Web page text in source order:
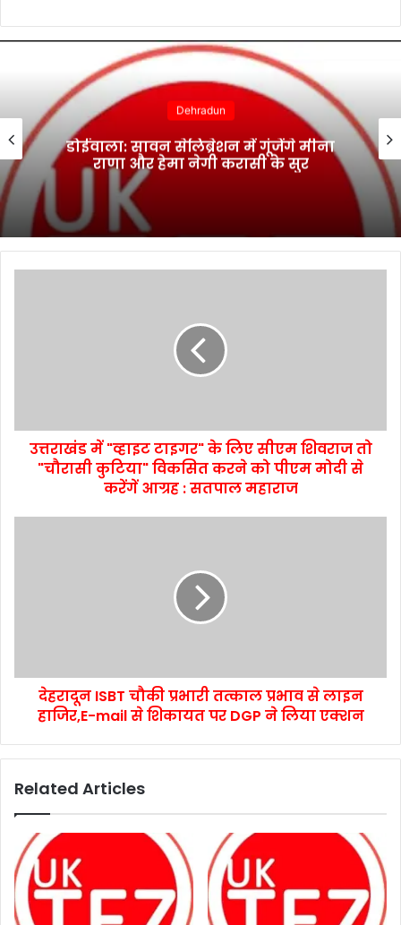
Dehradun
डोईवाला: सावन सेलिब्रेशन में गूंजेंगे मीना
राणा और हेमा नेगी करासी के सुर
उत्तराखंड में "व्हाइट टाइगर" के लिए सीएम शिवराज तो
"चौरासी कुटिया" विकसित करने को पीएम मोदी से
करेंगें आग्रह : सतपाल महाराज
देहरादून ISBT चौकी प्रभारी तत्काल प्रभाव से लाइन
हाजिर,E-mail से शिकायत पर DGP ने लिया एक्शन
Related Articles